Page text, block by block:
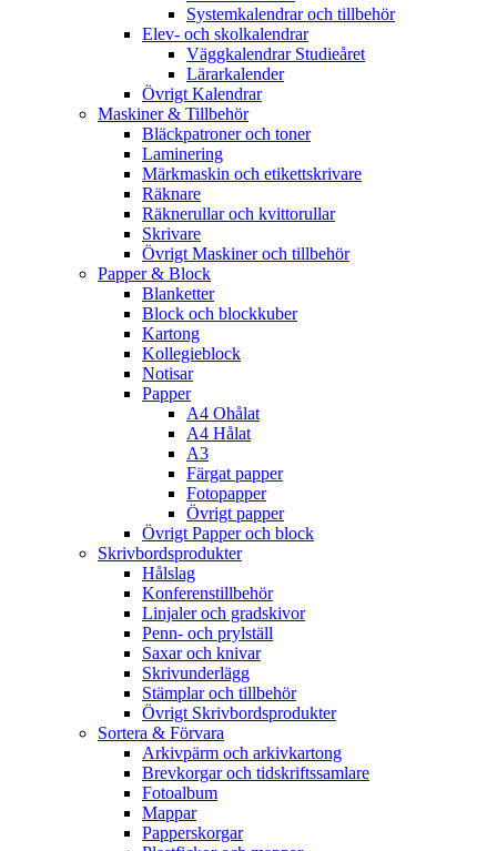
Systemkalendrar och tillbehör
Elev- och skolkalendrar
Väggkalendrar Studieåret
Lärarkalender
Övrigt Kalendrar
Maskiner & Tillbehör
Bläckpatroner och toner
Laminering
Märkmaskin och etikettskrivare
Räknare
Räknerullar och kvittorullar
Skrivare
Övrigt Maskiner och tillbehör
Papper & Block
Blanketter
Block och blockkuber
Kartong
Kollegieblock
Notisar
Papper
A4 Ohålat
A4 Hålat
A3
Färgat papper
Fotopapper
Övrigt papper
Övrigt Papper och block
Skrivbordsprodukter
Hålslag
Konferenstillbehör
Linjaler och gradskivor
Penn- och prylställ
Saxar och knivar
Skrivunderlägg
Stämplar och tillbehör
Övrigt Skrivbordsprodukter
Sortera & Förvara
Arkivpärm och arkivkartong
Brevkorgar och tidskriftssamlare
Fotoalbum
Mappar
Papperskorgar